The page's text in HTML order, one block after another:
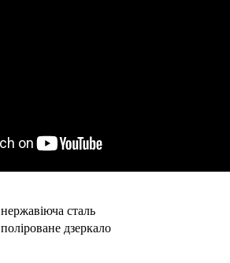
нержавіюча сталь
поліроване дзеркало